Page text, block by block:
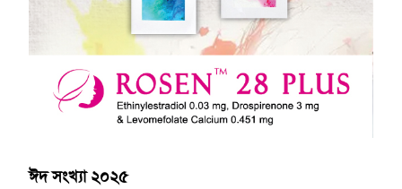
ঈদ সংখ্যা ২০২৫